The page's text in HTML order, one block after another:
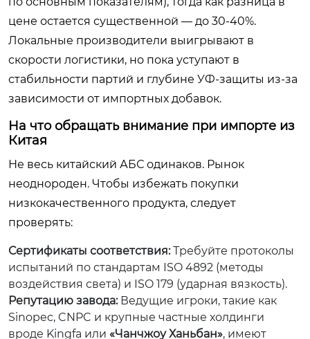
цене остается существенной — до 30-40%.
Локальные производители выигрывают в
скорости логистики, но пока уступают в
стабильности партий и глубине УФ-защиты из-за
зависимости от импортных добавок.
На что обращать внимание при импорте из
Китая
Не весь китайский АБС одинаков. Рынок
неоднороден. Чтобы избежать покупки
низкокачественного продукта, следует
проверять:
Сертификаты соответствия:Требуйте протоколы
испытаний по стандартам ISO 4892 (методы
воздействия света) и ISO 179 (ударная вязкость).
Репутацию завода:Ведущие игроки, такие как
Sinopec, CNPC и крупные частные холдинги
вроде Kingfa или «Чанчжоу Ханьбан», имеют